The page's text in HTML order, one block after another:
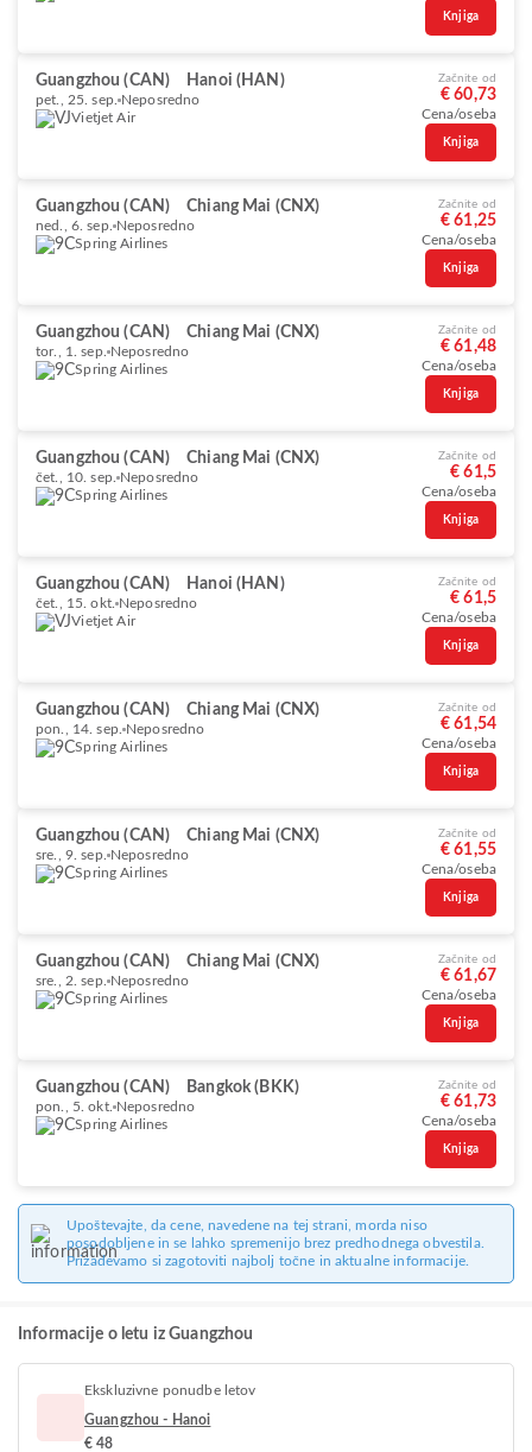
Knjiga
Guangzhou (CAN) Hanoi (HAN)
pet., 25. sep. Neposredno
Vietjet Air
Začnite od
€ 60,73
Cena/oseba
Knjiga
Guangzhou (CAN) Chiang Mai (CNX)
ned., 6. sep. Neposredno
Spring Airlines
Začnite od
€ 61,25
Cena/oseba
Knjiga
Guangzhou (CAN) Chiang Mai (CNX)
tor., 1. sep. Neposredno
Spring Airlines
Začnite od
€ 61,48
Cena/oseba
Knjiga
Guangzhou (CAN) Chiang Mai (CNX)
čet., 10. sep. Neposredno
Spring Airlines
Začnite od
€ 61,5
Cena/oseba
Knjiga
Guangzhou (CAN) Hanoi (HAN)
čet., 15. okt. Neposredno
Vietjet Air
Začnite od
€ 61,5
Cena/oseba
Knjiga
Guangzhou (CAN) Chiang Mai (CNX)
pon., 14. sep. Neposredno
Spring Airlines
Začnite od
€ 61,54
Cena/oseba
Knjiga
Guangzhou (CAN) Chiang Mai (CNX)
sre., 9. sep. Neposredno
Spring Airlines
Začnite od
€ 61,55
Cena/oseba
Knjiga
Guangzhou (CAN) Chiang Mai (CNX)
sre., 2. sep. Neposredno
Spring Airlines
Začnite od
€ 61,67
Cena/oseba
Knjiga
Guangzhou (CAN) Bangkok (BKK)
pon., 5. okt. Neposredno
Spring Airlines
Začnite od
€ 61,73
Cena/oseba
Knjiga
Upoštevajte, da cene, navedene na tej strani, morda niso
posodobljene in se lahko spremenijo brez predhodnega obvestila.
Prizadevamo si zagotoviti najbolj točne in aktualne informacije.
Informacije o letu iz Guangzhou
Ekskluzivne ponudbe letov
Guangzhou - Hanoi
€ 48